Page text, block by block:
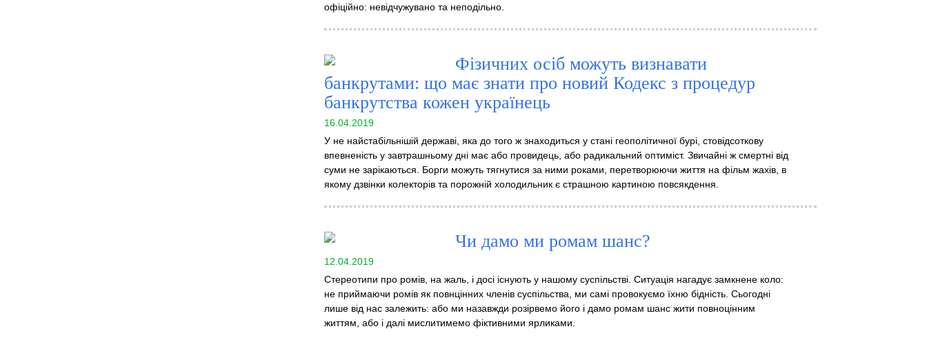
офіційно: невідчужувано та неподільно.
Фізичних осіб можуть визнавати
банкрутами: що має знати про новий Кодекс з процедур
банкрутства кожен українець
16.04.2019
У не найстабільнішій державі, яка до того ж знаходиться у стані геополітичної бурі, стовідсоткову
впевненість у завтрашньому дні має або провидець, або радикальний оптиміст. Звичайні ж смертні від
суми не зарікаються. Борги можуть тягнутися за ними роками, перетворюючи життя на фільм жахів, в
якому дзвінки колекторів та порожній холодильник є страшною картиною повсякдення.
Чи дамо ми ромам шанс?
12.04.2019
Cтереотипи про ромів, на жаль, і досі існують у нашому суспільстві. Ситуація нагадує замкнене коло:
не приймаючи ромів як повнцінних членів суспільства, ми самі провокуємо їхню бідність. Сьогодні
лише від нас залежить: або ми назавжди розірвемо його і дамо ромам шанс жити повноцінним
життям, або і далі мислитимемо фіктивними ярликами.